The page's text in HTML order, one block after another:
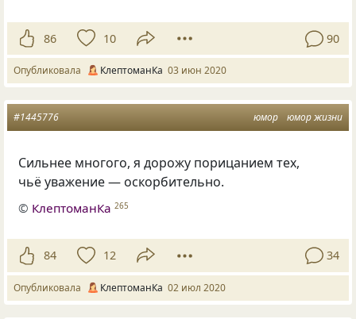
86 10 90
Опубликовала КлептоманКа 03 июн 2020
юмор юмор жизни
#1445776
Сильнее многого, я дорожу порицанием тех,
чьё уважение — оскорбительно.
© КлептоманКа 265
84 12 34
Опубликовала КлептоманКа 02 июл 2020